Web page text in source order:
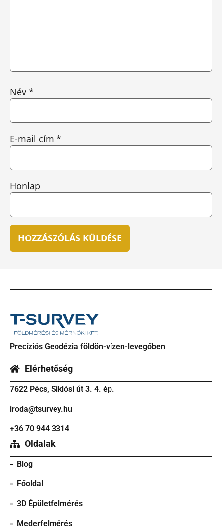
Név *
E-mail cím *
Honlap
Precíziós Geodézia földön-vízen-levegőben
Elérhetőség
7622 Pécs, Siklósi út 3. 4. ép.
iroda@tsurvey.hu
+36 70 944 3314
Oldalak
Blog
Főoldal
3D Épületfelmérés
Mederfelmérés